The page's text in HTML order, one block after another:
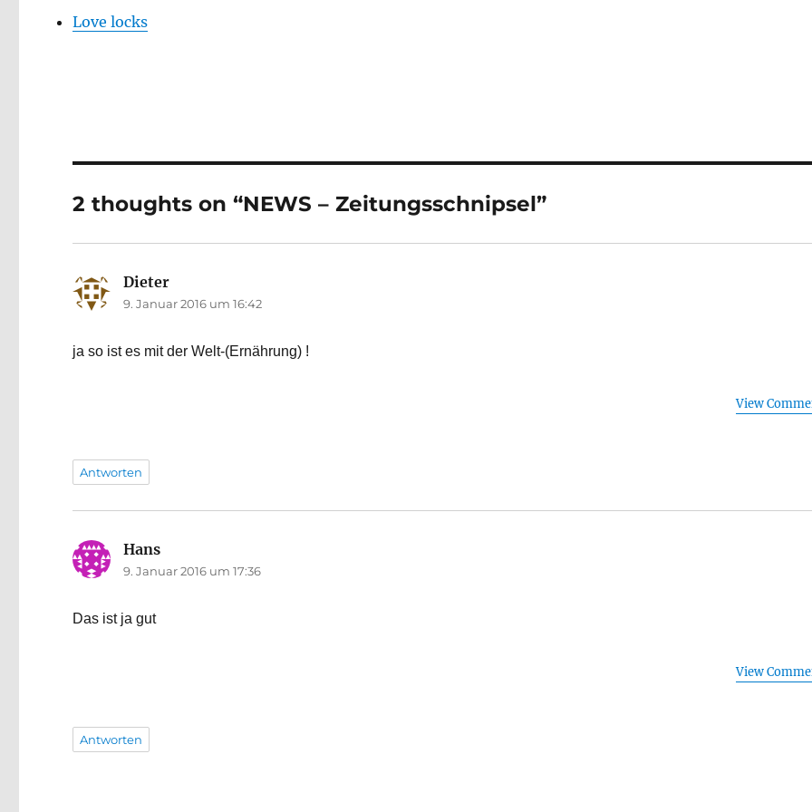
Love locks
2 thoughts on “NEWS – Zeitungsschnipsel”
Dieter
9. Januar 2016 um 16:42
ja so ist es mit der Welt-(Ernährung) !
View
Antworten
Hans
9. Januar 2016 um 17:36
Das ist ja gut
View
Antworten